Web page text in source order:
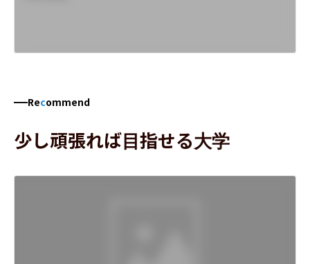
Recommend
少し頑張れば目指せる大学